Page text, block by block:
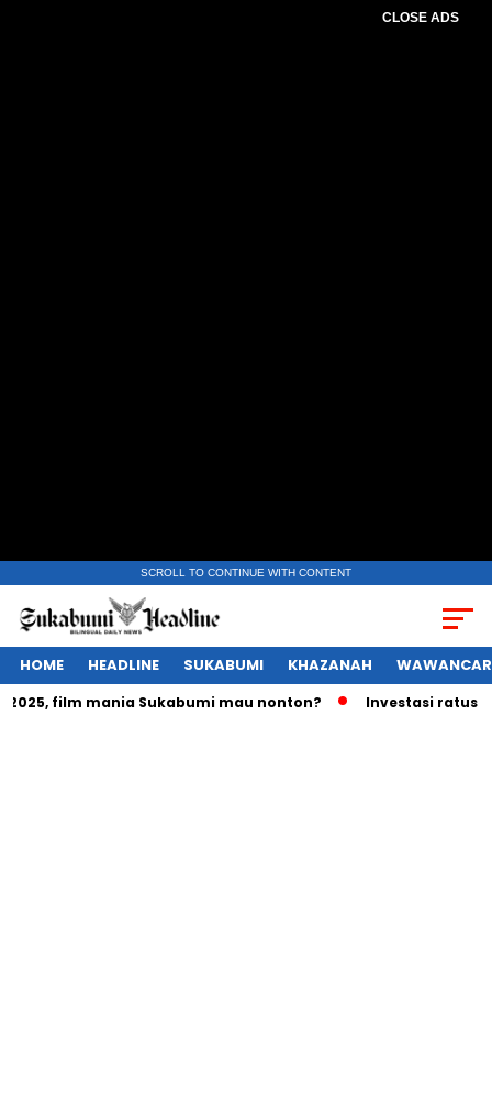
CLOSE ADS
SCROLL TO CONTINUE WITH CONTENT
HOME HEADLINE SUKABUMI KHAZANAH
film mania Sukabumi mau nonton? Investasi ratusan